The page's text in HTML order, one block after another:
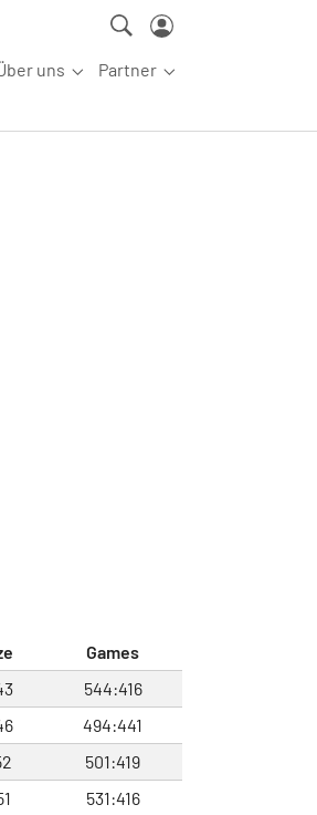
Fortbildung"
for "Angebot"
uns
Submenu for "Über uns"
Partner
Submenu for
Games
544:416
494:441
501:419
531:416